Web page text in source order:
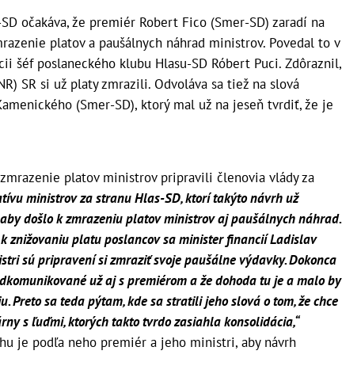
SD očakáva, že premiér Robert Fico (Smer-SD) zaradí na
platov a paušálnych náhrad ministrov. Povedal to v
šéf poslaneckého klubu Hlasu-SD Róbert Puci. Zdôraznil,
SR si už platy zmrazili. Odvoláva sa tiež na slová
(Smer-SD), ktorý mal už na jeseň tvrdiť, že je
platov ministrov pripravili členovia vlády za
ministrov za stranu Hlas-SD, ktorí takýto návrh už
došlo k zmrazeniu platov ministrov aj paušálnych náhrad.
znižovaniu platu poslancov sa minister financií Ladislav
sú pripravení si zmraziť svoje paušálne výdavky. Dokonca
už aj s premiérom a že dohoda tu je a malo by
Preto sa teda pýtam, kde sa stratili jeho slová o tom, že chce
s ľuďmi, ktorých takto tvrdo zasiahla konsolidácia,“
je podľa neho premiér a jeho ministri, aby návrh